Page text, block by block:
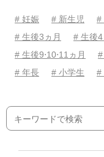
# 妊娠 # 新生児 #
# 生後3ヵ月
# 生後4
# 生後9⋅10⋅11ヵ月
# 年長
# 小学生 #